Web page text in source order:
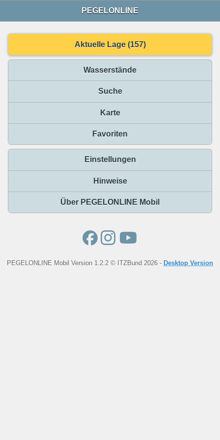
PEGELONLINE
Aktuelle Lage (157)
Wasserstände
Suche
Karte
Favoriten
Einstellungen
Hinweise
Über PEGELONLINE Mobil
PEGELONLINE Mobil Version 1.2.2 © ITZBund 2026 - Desktop Version